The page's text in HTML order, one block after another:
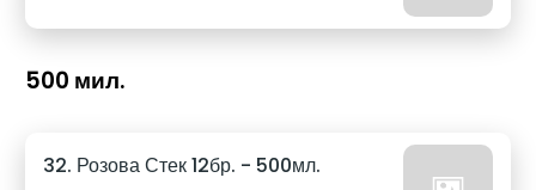
500 мил.
32. Розова Стек 12бр. - 500мл.